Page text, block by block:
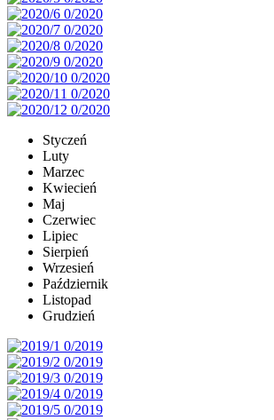
Styczeń
Luty
Marzec
Kwiecień
Maj
Czerwiec
Lipiec
Sierpień
Wrzesień
Październik
Listopad
Grudzień